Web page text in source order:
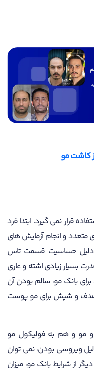
کاشت مو
قرار نمی گیرد. ابتدا فرد
متعدد و انجام آزمایش های
دلیل حساسیت قسمت تاس
بسیار زیادی اشته و عاری
بانک مو، سالم بودن آن
صدف و شپش برای مو پوست
مو و هم به فولیکول مو
ویروسی بودن، نمی توان
از شرایط بانک مو، میزان